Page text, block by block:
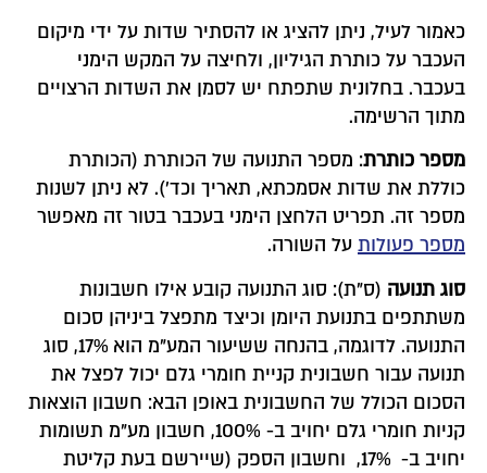
כאמור לעיל, ניתן להציג או להסתיר שדות על ידי מיקום
העכבר על כותרת הגיליון, ולחיצה על המקש הימני
בעכבר. בחלונית שתפתח יש לסמן את השדות הרצויים
מתוך הרשימה.
מספר כותרת: מספר התנועה של הכותרת (הכותרת
כוללת את שדות אסמכתא, תאריך וכד'). לא ניתן לשנות
מספר זה. תפריט הלחצן הימני בעכבר בטור זה מאפשר
מספר פעולות על השורה.
סוג תנועה (ס"ת): סוג התנועה קובע אילו חשבונות
משתתפים בתנועת היומן וכיצד מתפצל ביניהן סכום
התנועה. לדוגמה, בהנחה ששיעור המע"מ הוא 17%, סוג
תנועה עבור חשבונית קניית חומרי גלם יכול לפצל את
הסכום הכולל של החשבונית באופן הבא: חשבון הוצאות
קניות חומרי גלם יחויב ב- 100%, חשבון מע"מ תשומות
יחויב ב- 17%, וחשבון הספק (שיירשם בעת קליטת